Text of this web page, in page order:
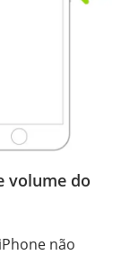
volume do
não